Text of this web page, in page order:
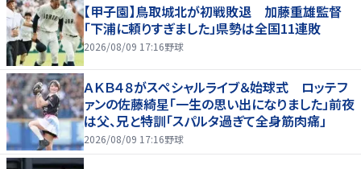
【甲子園】鳥取城北が初戦敗退 加藤重雄監督
「下浦に頼りすぎました」県勢は全国11連敗
2026/08/09 17:16野球
ＡＫＢ４８がスペシャルライブ＆始球式 ロッテフ
ァンの佐藤綺星「一生の思い出になりました」前夜
は父、兄と特訓「スパルタ過ぎて全身筋肉痛」
2026/08/09 17:16野球